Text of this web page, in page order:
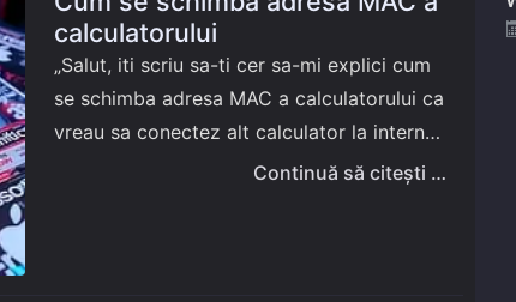
calculatorului
„Salut, iti scriu sa-ti cer sa-mi explici cum
se schimba adresa MAC a calculatorului ca
vreau sa conectez alt calculator la internet
si se pare ca este filtrat prin MAC accesul
Continuă să citești …